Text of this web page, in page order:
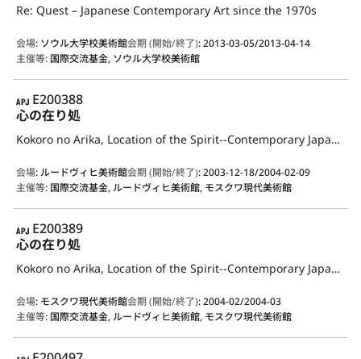
Re: Quest – Japanese Contemporary Art since the 1970s
会場: ソウル大学校美術館会期 (開始/終了):2013-03-05/2013-04-14
主催等: 国際交流基金, ソウル大学校美術館
APJ
E200388
心の在り処
Kokoro no Arika, Location of the Spirit--Contemporary Japanese Art--
会場: ルードヴィヒ美術館会期 (開始/終了):2003-12-18/2004-02-09
主催等: 国際交流基金, ルードヴィヒ美術館, モスクワ現代美術館
APJ
E200389
心の在り処
Kokoro no Arika, Location of the Spirit--Contemporary Japanese Art--
会場: モスクワ現代美術館会期 (開始/終了):2004-02/2004-03
主催等: 国際交流基金, ルードヴィヒ美術館, モスクワ現代美術館